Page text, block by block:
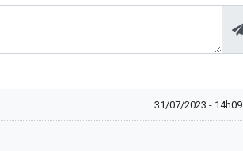
31/07/2023 - 14h09